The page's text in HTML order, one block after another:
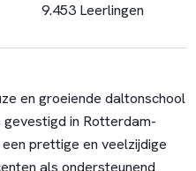
9.453 Leerlingen
en groeiende daltonschool
gevestigd in Rotterdam-
prettige en veelzijdige
als ondersteunend